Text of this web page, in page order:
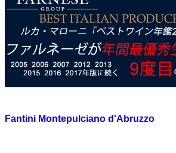
Fantini Montepulciano d'Abruzzo